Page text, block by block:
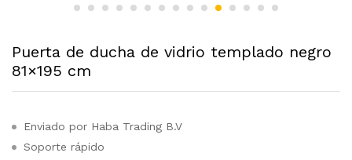
Puerta de ducha de vidrio templado negro
81×195 cm
Enviado por Haba Trading B.V
Soporte rápido